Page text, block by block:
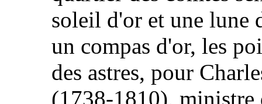
soleil d'or et une lune
un compas d'or, les
des astres, pour
(1738-1810), ministre